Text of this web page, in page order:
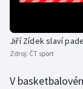
Jezdectví
Judo
Jiří Zídek slaví
Zdroj: ČT sport
V